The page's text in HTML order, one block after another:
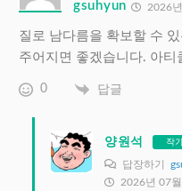
gsuhyun 2026
질로 남다름을 확보할 수
주어지면 좋겠습니다. 아
0 답글
양원석 작
답장하기
2026년 07